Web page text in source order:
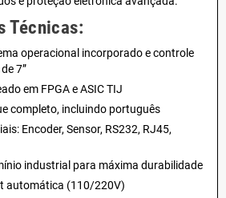
Técnicas:
operacional incorporado e controle
7”
em FPGA e ASIC TIJ
completo, incluindo português
Encoder, Sensor, RS232, RJ45,
industrial para máxima durabilidade
automática (110/220V)